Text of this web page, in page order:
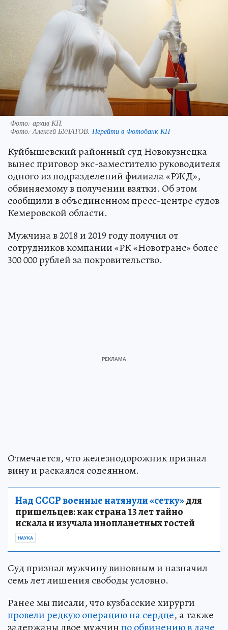
Фото: архив КП.
Фото: Алексей БУЛАТОВ. Перейти в Фотобанк КП
Куйбышевский районный суд Новокузнецка
вынес приговор экс-заместителю руководителя
одного из подразделений филиала «РЖД»,
обвиняемому в получении взятки. Об этом
сообщили в объединенном пресс-центре судов
Кемеровской области.
Мужчина в 2018 и 2019 году получил от
сотрудников компании «РК «Новотранс» более
300 000 рублей за покровительство.
Отмечается, что железнодорожник признал
вину и раскаялся содеянном.
Над СССР военные натянули «сетку»для
пришельцев: как страна 13 лет тайно
искала и изучала инопланетных гостей
НАУКА
Суд признал мужчину виновным и назначил
семь лет лишения свободы условно.
Ранее мы писали, что кузбасские хирурги
провели редкую операцию на сердце, а также
задержаны двое мужчинпо обвинению в даче